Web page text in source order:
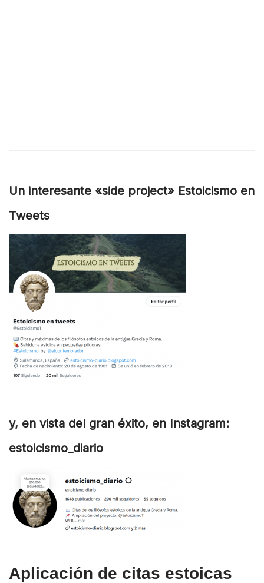
Un interesante «side project» Estoicismo en
Tweets
y, en vista del gran éxito, en Instagram:
estoicismo_diario
Aplicación de citas estoicas